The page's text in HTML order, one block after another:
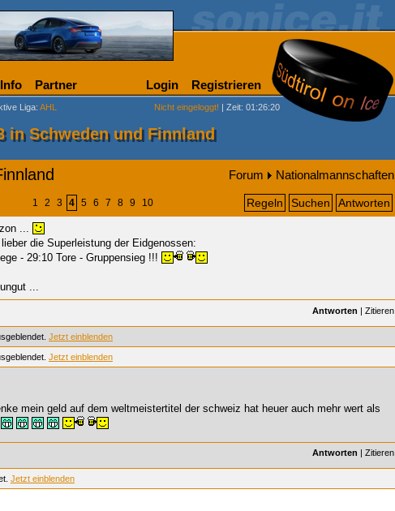
Info Partner Login Registrieren
Liga: AHL Nicht eingeloggt! | Zeit: 01:26:20
in Schweden und Finnland
Forum Nationalmannschaften
1 2 3 4 5 6 7 8 9 10 Regeln Suchen Antworten
...
die Superleistung der Eidgenossen:
- 29:10 Tore - Gruppensieg !!!
...
Antworten | Zitieren
Jetzt einblenden
Jetzt einblenden
mein geld auf dem weltmeistertitel der schweiz hat heuer auch mehr wert als
Antworten | Zitieren
Jetzt einblenden